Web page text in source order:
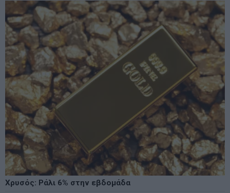
Χρυσός: Ράλι 6% στην εβδομάδα